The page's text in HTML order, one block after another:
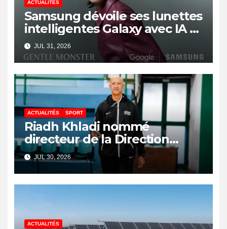
ACTUALITÉS
Samsung dévoile ses lunettes
intelligentes Galaxy avec IA et
Gemini
JUL 31, 2026
ACTUALITÉS SPORT
Riadh Khladi nommé
directeur de la Direction
Nationale de l’Arbitrage
JUL 30, 2026
ACTUALITÉS